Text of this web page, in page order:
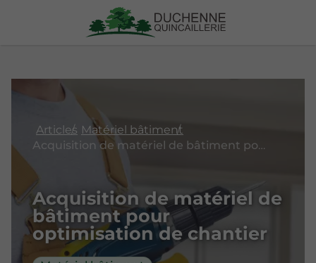
Articles Matériel bâtiment
Acquisition de matériel de bâtiment pour optimisation de chantier
Acquisition de matériel de
bâtiment pour
optimisation de chantier